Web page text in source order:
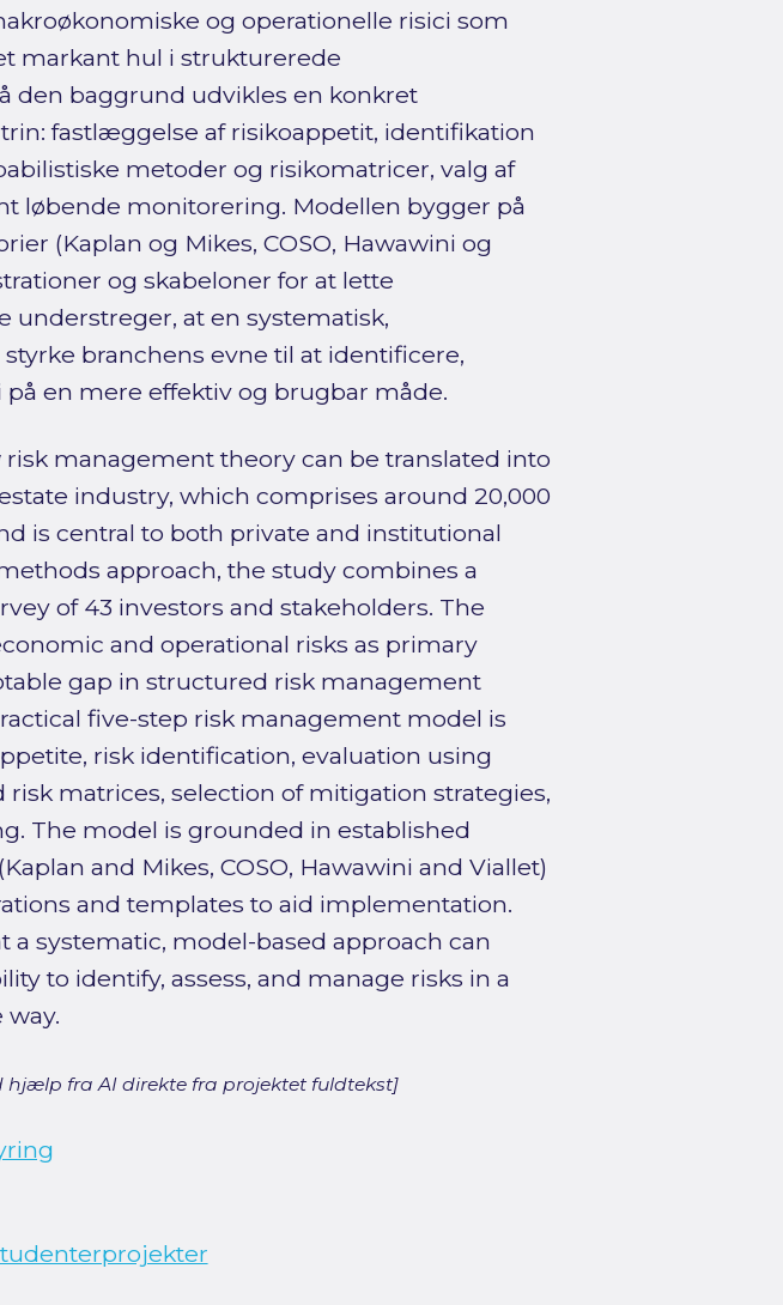
og operationelle risici som
markant hul i strukturerede
den baggrund udvikles en konkret
fastlæggelse af risikoappetit, identifikation
metoder og risikomatricer, valg af
løbende monitorering. Modellen bygger på
(Kaplan og Mikes, COSO, Hawawini og
og skabeloner for at lette
understreger, at en systematisk,
branchens evne til at identificere,
en mere effektiv og brugbar måde.
management theory can be translated into
industry, which comprises around 20,000
is central to both private and institutional
approach, the study combines a
of 43 investors and stakeholders. The
and operational risks as primary
gap in structured risk management
five-step risk management model is
risk identification, evaluation using
matrices, selection of mitigation strategies,
The model is grounded in established
and Mikes, COSO, Hawawini and Viallet)
and templates to aid implementation.
systematic, model-based approach can
to identify, assess, and manage risks in a
hjælp fra AI direkte fra projektet fuldtekst]